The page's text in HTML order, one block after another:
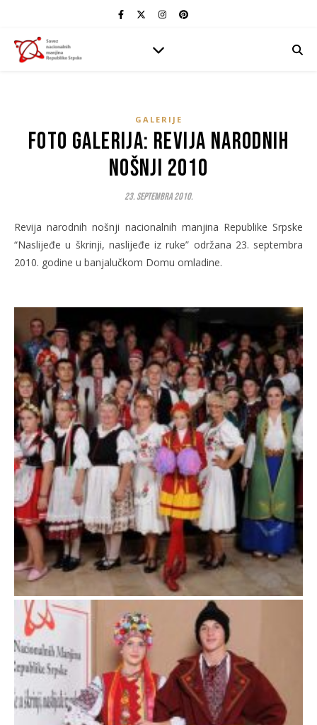
GALERIJE
Foto galerija: Revija narodnih
nošnji 2010
23. Septembra 2010.
Revija narodnih nošnji nacionalnih manjina Republike Srpske
“Naslijeđe u škrinji, naslijeđe iz ruke” održana 23. septembra
2010. godine u banjalučkom Domu omladine.